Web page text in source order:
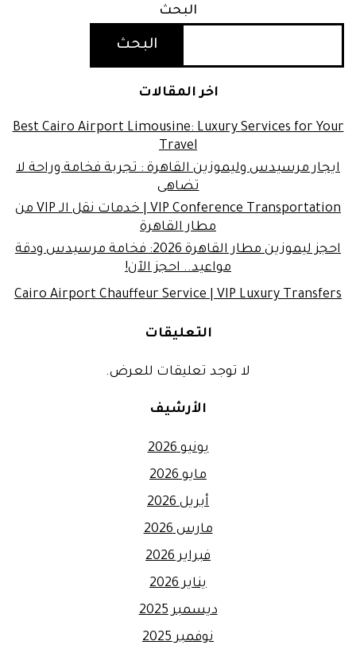
البحث
البحث
اخر المقالات
Best Cairo Airport Limousine: Luxury Services for Your
Travel
ايجار مرسيدس وليموزين القاهرة : تجربة فخامة وراحة لا
تضاهى
VIP Conference Transportation | خدمات نقل الـ VIP من
مطار القاهرة
احجز ليموزين مطار القاهرة 2026: فخامة مرسيدس ودقة
مواعيد.. احجز الآن!
Cairo Airport Chauffeur Service | VIP Luxury Transfers
التعليقات
لا توجد تعليقات للعرض.
الأرشيف
يونيو 2026
مايو 2026
أبريل 2026
مارس 2026
فبراير 2026
يناير 2026
ديسمبر 2025
نوفمبر 2025